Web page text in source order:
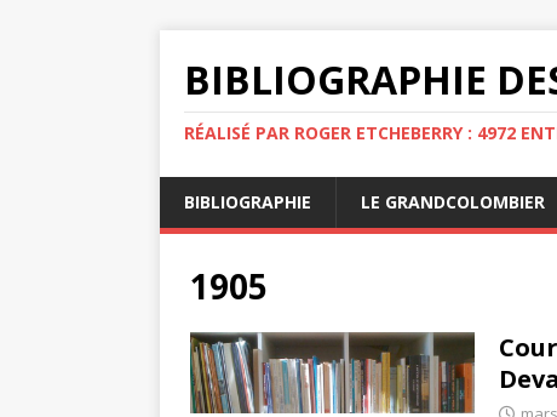
BIBLIOGRAPHIE
RÉALISÉ PAR ROGER ETCHEBERRY : 4972
BIBLIOGRAPHIE LE GRANDCOLOMBIER
1905